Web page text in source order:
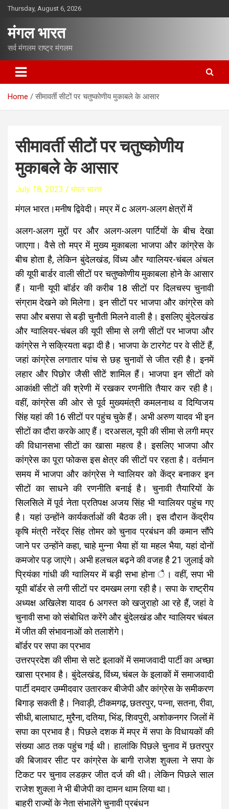
o
e
Thursday, August 6, 2026
मंगल भारत
सर्व मंगलम राष्ट्र मंगलम
Home सीमावर्ती सीटों पर चतुष्कोणीय मुकाबले के आसार
सीमावर्ती सीटों पर चतुष्कोणीय
मुकाबले के आसार
July 18, 2023 मंगल भारत
मंगल भारत।मनीष द्विवेदी। मप्र में c अलग-अलग क्षेत्रों में
अलग-अलग मुद्दों पर और अलग-अलग पार्टियों के बीच देखा
जाएगा। वैसे तो मप्र में मुख्य मुकाबला भाजपा और कांग्रेस के
बीच होता है, लेकिन बुंदेलखंड, विंध्य और ग्वालियर-चंबल अंचल
की यूपी बार्डर वाली सीटों पर चतुष्कोणीय मुकाबला होने के आसार
हैं। यानी यूपी बॉर्डर की करीब 18 सीटों पर दिलचस्प चुनावी
संग्राम देखने को मिलेगा। इन सीटों पर भाजपा और कांग्रेस को
सपा और बसपा से बड़ी चुनौती मिलने वाली है। इसलिए बुंदेलखंड
और ग्वालियर-चंबल की यूपी सीमा से लगी सीटों पर भाजपा और
कांग्रेस ने सक्रियता बढ़ा दी है। भाजपा के टारगेट पर वे सीटें हैं,
जहां कांग्रेस लगातार पांच से छह चुनावों से जीत रही है। इनमें
लहार और पिछोर जैसी सीटें शामिल हैं। भाजपा इन सीटों को
आकांक्षी सीटों की श्रेणी में रखकर रणनीति तैयार कर रही है।
वहीं, कांग्रेस की ओर से पूर्व मुख्यमंत्री कमलनाथ व दिग्विजय
सिंह यहां की 16 सीटों पर पहुंच चुके हैं। अभी अरुण यादव भी इन
सीटों का दौरा करके आए हैं। दरअसल, यूपी की सीमा से लगी मप्र
की विधानसभा सीटों का खासा महत्व है। इसलिए भाजपा और
कांग्रेस का पूरा फोकस इस क्षेत्र की सीटों पर रहता है। वर्तमान
समय में भाजपा और कांग्रेस ने ग्वालियर को केंद्र बनाकर इन
सीटों का साधने की रणनीति बनाई है। चुनावी तैयारियों के
सिलसिले में पूर्व नेता प्रतिपक्ष अजय सिंह भी ग्वालियर पहुंच गए
है। यहां उन्होंने कार्यकर्ताओं की बैठक ली। इस दौरान केंद्रीय
कृषि मंत्री नरेंद्र सिंह तोमर को चुनाव प्रबंधन की कमान सौंपे
जाने पर उन्होंने कहा, चाहे मुन्ना भैया हों या महल भैया, यहां दोनों
कमजोर पड़ जाएंगे। अभी हलचल बढ़ने की वजह है 21 जुलाई को
प्रियंका गांधी की ग्वालियर में बड़ी सभा होना ै। वहीं, सपा भी
यूपी बॉर्डर से लगी सीटों पर दमखम लगा रही है। सपा के राष्ट्रीय
अध्यक्ष अखिलेश यादव 6 अगस्त को खजुराहो आ रहे हैं, जहां वे
चुनावी सभा को संबोधित करेंगे और बुंदेलखंड और ग्वालियर चंबल
में जीत की संभावनाओं को तलाशेंगे।
बॉर्डर पर सपा का प्रभाव
उत्तरप्रदेश की सीमा से सटे इलाकों में समाजवादी पार्टी का अच्छा
खासा प्रभाव है। बुंदेलखंड, विंध्य, चंबल के इलाकों में समाजवादी
पार्टी दमदार उम्मीदवार उतारकर बीजेपी और कांग्रेस के समीकरण
बिगाड़ सकती है। निवाड़ी, टीकमगढ़, छतरपुर, पन्ना, सतना, रीवा,
सीधी, बालाघाट, मुरैना, दतिया, भिंड, शिवपुरी, अशोकनगर जिलों में
सपा का प्रभाव है। पिछले दशक में मप्र में सपा के विधायकों की
संख्या आठ तक पहुंच गई थी। हालांकि पिछले चुनाव में छतरपुर
की बिजावर सीट पर कांग्रेस के बागी राजेश शुक्ला ने सपा के
टिकट पर चुनाव लडक़र जीत दर्ज की थी। लेकिन पिछले साल
राजेश शुक्ला ने भी बीजेपी का दामन थाम लिया था।
बाहरी राज्यों के नेता संभालेंगे चुनावी प्रबंधन